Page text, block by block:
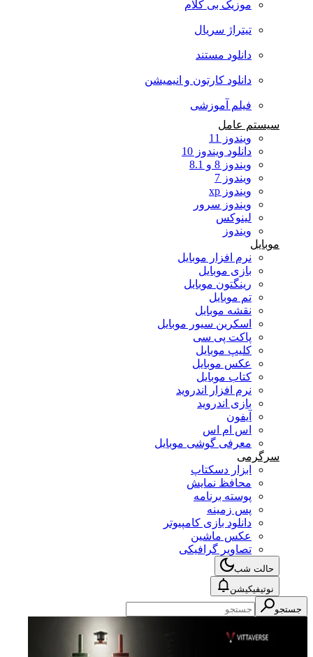
موزیک بی کلام
تیتراژ سریال
دانلود مستند
دانلود کارتون و انیمیشن
فیلم آموزشی
سیستم عامل
ویندوز 11
دانلود ویندوز 10
ویندوز 8 و 8.1
ویندوز 7
ویندوز xp
ویندوز سرور
لینوکس
ویندوز
موبایل
نرم افزار موبایل
بازی موبایل
رینگتون موبایل
تم موبایل
نقشه موبایل
اسکرین سیور موبایل
پاکت پی سی
کلیپ موبایل
عکس موبایل
کتاب موبایل
نرم افزار اندروید
بازی اندروید
آیفون
اس ام اس
معرفی گوشی موبایل
سرگرمی
ابزار دسکتاپ
محافظ نمایش
پوسته برنامه
پس زمینه
دانلود بازی کامپیوتر
عکس ماشین
تصاویر گرافیکی
حالت شب
نوتیفیکیشن
جستجو